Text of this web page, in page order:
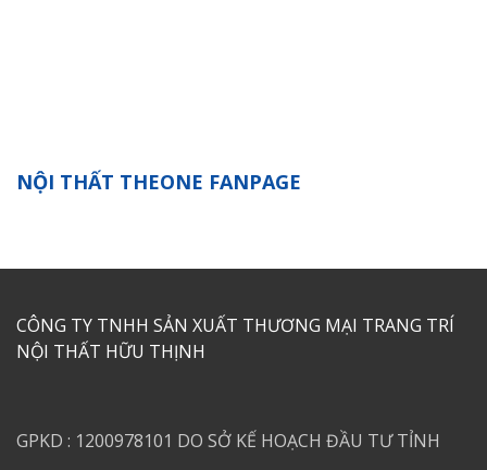
NỘI THẤT THEONE FANPAGE
CÔNG TY TNHH SẢN XUẤT THƯƠNG MẠI TRANG TRÍ
NỘI THẤT HỮU THỊNH
GPKD : 1200978101 DO SỞ KẾ HOẠCH ĐẦU TƯ TỈNH